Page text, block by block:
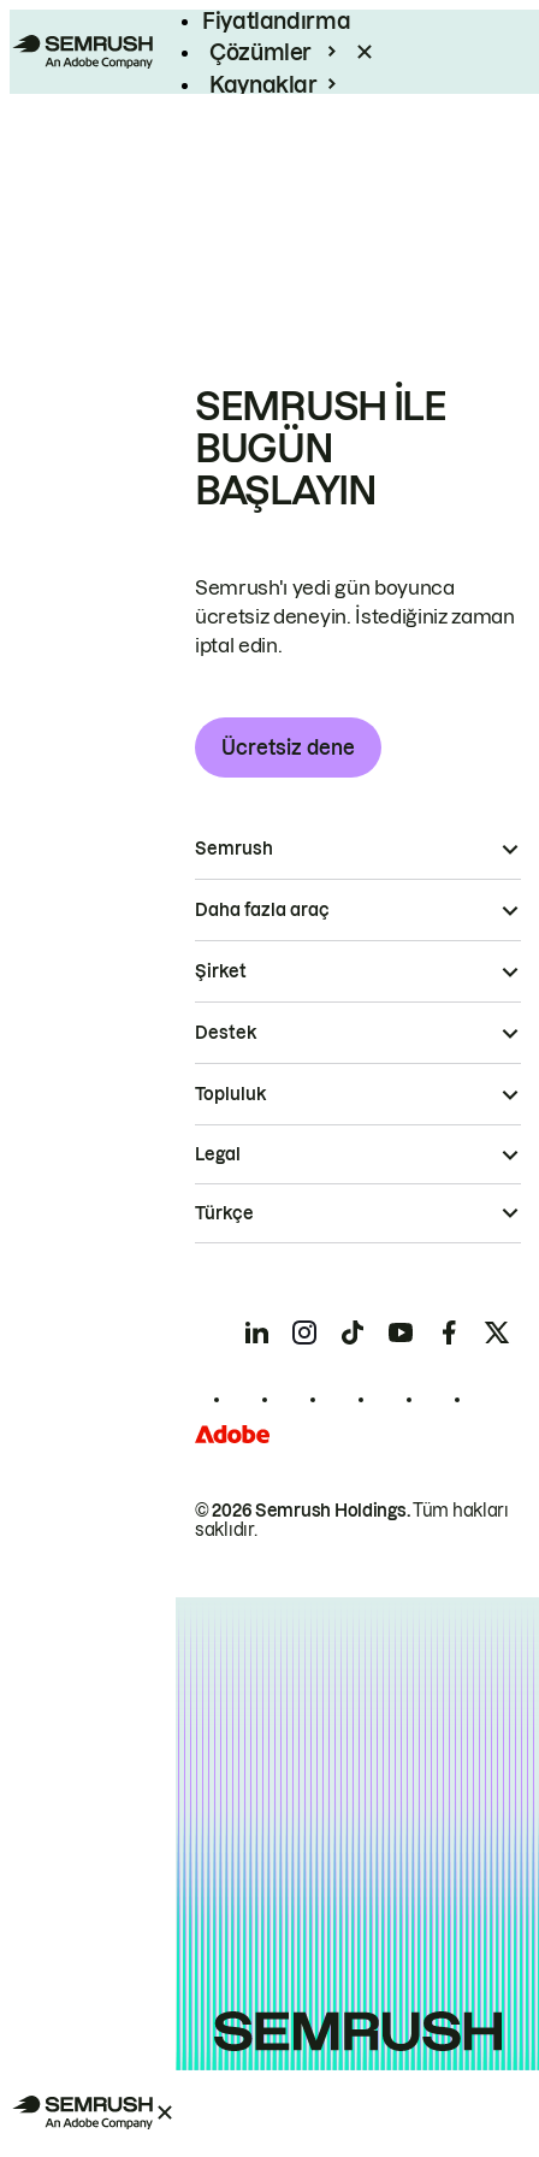
Fiyatlandırma
Çözümler
Kaynaklar
SEMRUSH ILE
BUGÜN
BAŞLAYIN
Semrush'ı yedi gün boyunca
ücretsiz deneyin. İstediğiniz zaman
iptal edin.
Ücretsiz dene
Semrush
Daha fazla araç
Şirket
Destek
Topluluk
© 2026 Semrush Holdings.Tüm hakları
saklıdır.
Legal
Türkçe